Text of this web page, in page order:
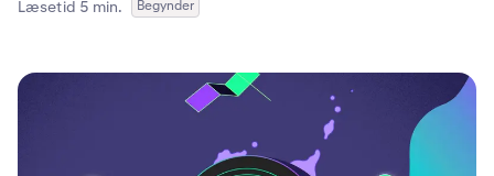
Læsetid 5 min. Begynder